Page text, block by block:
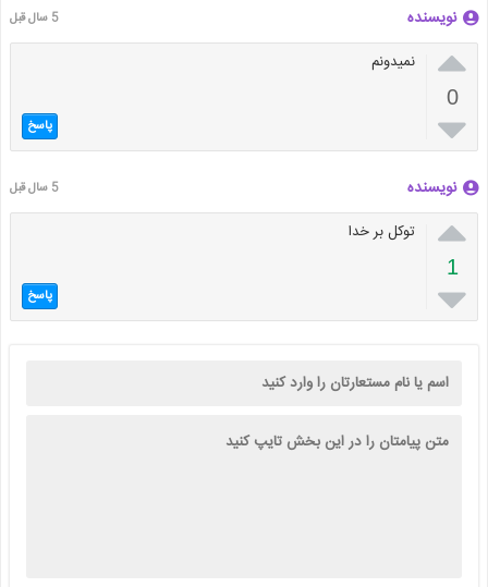
نویسنده 5 سال قبل

0

نمیدونم
پاسخ
نویسنده 5 سال قبل

1

توکل بر خدا
پاسخ